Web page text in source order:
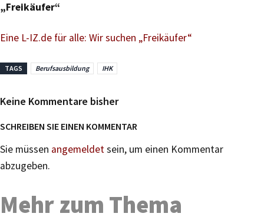
„Freikäufer“
Eine L-IZ.de für alle: Wir suchen „Freikäufer“
TAGS Berufsausbildung IHK
Keine Kommentare bisher
SCHREIBEN SIE EINEN KOMMENTAR
Sie müssen angemeldetsein, um einen Kommentar
abzugeben.
Mehr zum Thema